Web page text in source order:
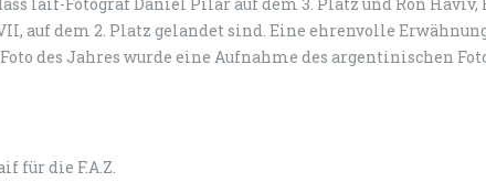
auf dem 2. Platz gelandet sind. Eine ehrenvolle
des Jahres wurde eine Aufnahme des argentinischen
für die F.A.Z.